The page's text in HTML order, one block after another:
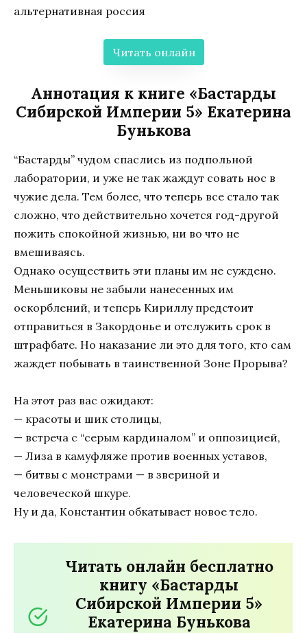
альтернативная россия
Читать онлайн
Аннотация к книге «Бастарды
Сибирской Империи 5» Екатерина
Бунькова
“Бастарды” чудом спаслись из подпольной
лаборатории, и уже не так жаждут совать нос в
чужие дела. Тем более, что теперь все стало так
сложно, что действительно хочется год-другой
пожить спокойной жизнью, ни во что не
вмешиваясь.
Однако осуществить эти планы им не суждено.
Меньшиковы не забыли нанесенных им
оскорблений, и теперь Кириллу предстоит
отправиться в Закордонье и отслужить срок в
штрафбате. Но наказание ли это для того, кто сам
жаждет побывать в таинственной Зоне Прорыва?
На этот раз вас ожидают:
— красоты и шик столицы,
— встреча с “серым кардиналом” и оппозицией,
— Лиза в камуфляже против военных уставов,
— битвы с монстрами — в звериной и
человеческой шкуре.
Ну и да, Константин обкатывает новое тело.
Читать онлайн бесплатно
книгу «Бастарды
Сибирской Империи 5»
Екатерина Бунькова